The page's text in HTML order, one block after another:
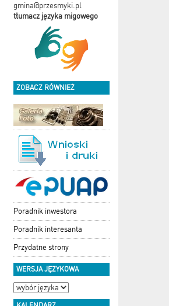
gmina@przesmyki.pl
tłumacz języka migowego
ZOBACZ RÓWNIEŻ
Poradnik inwestora
Poradnik interesanta
Przydatne strony
WERSJA JĘZYKOWA